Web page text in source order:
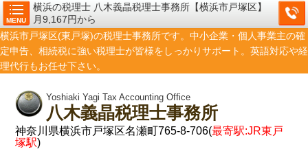
MENU
横浜の税理士 八木義晶税理士事務所【横浜市戸塚区】
月9,167円から
横浜市戸塚区(東戸塚)の税理士事務所です。中小企業・個人事業主の確
定申告、相続税に強い税理士が皆様をしっかりサポート。英語対応や経
理代行もお任せ下さい。
Yoshiaki Yagi Tax Accounting Office
八木義晶税理士事務所
神奈川県横浜市戸塚区名瀬町765-8-706(最寄駅:JR東戸
塚駅)